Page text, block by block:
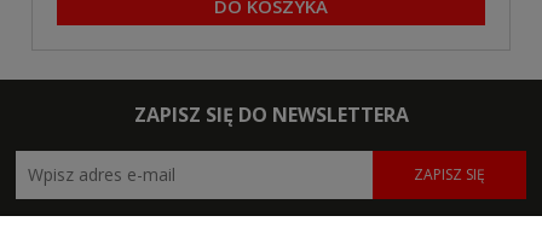
DO KOSZYKA
ZAPISZ SIĘ DO NEWSLETTERA
ZAPISZ SIĘ